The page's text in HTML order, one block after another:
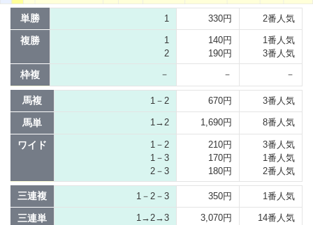
単勝 1 330円 2番人気
複勝
1
2
140円
190円
1番人気
3番人気
枠複 － － －
馬複 1－2 670円 3番人気
馬単 1→2 1,690円 8番人気
ワイド
1－2
1－3
2－3
210円
170円
180円
3番人気
1番人気
2番人気
三連複 1－2－3 350円 1番人気
三連単 1→2→3 3,070円 14番人気